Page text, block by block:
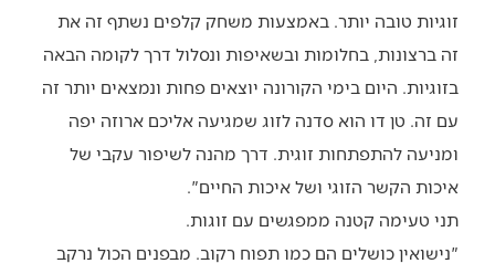
זוגיות טובה יותר. באמצעות משחק קלפים נשתף זה את
זה ברצונות, בחלומות ובשאיפות ונסלול דרך לקומה הבאה
בזוגיות. היום בימי הקורונה יוצאים פחות ונמצאים יותר זה
עם זה. טן דו הוא סדנה לזוג שמגיעה אליכם ארוזה יפה
ומניעה להתפתחות זוגית. דרך מהנה לשיפור עקבי של
איכות הקשר הזוגי ושל איכות החיים".
תני טעימה קטנה ממפגשים עם זוגות.
"נישואין כושלים הם כמו תפוח רקוב. מבפנים הכול נרקב